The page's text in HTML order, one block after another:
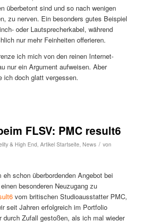
überbetont sind und so nach wenigen
zu nerven. Ein besonders gutes Beispiel
oder Lautsprecherkabel, während
nur mehr Feinheiten offerieren.
ich mich von den reinen Internet-
nur ein Argument aufweisen. Aber
ich doch glatt vergessen.
FLSV: PMC result6
& High End, Artikel Startseite, News / von
schon überbordenden Angebot bei
besonderen Neuzugang zu
vom britischen Studioausstatter PMC,
seit Jahren erfolgreich im Portfolio
durch Zufall gestoßen, als ich mal wieder